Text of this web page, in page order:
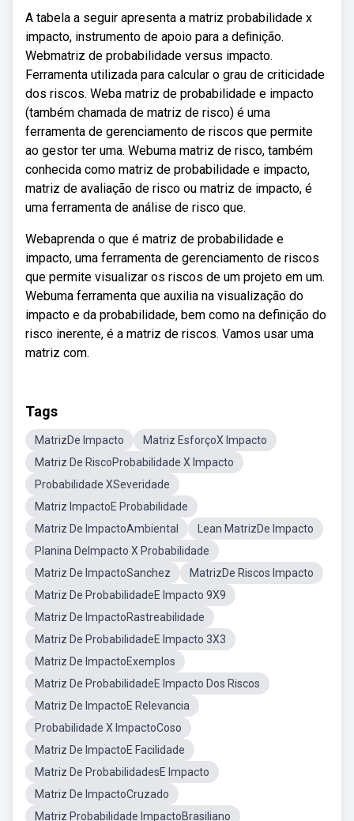
A tabela a seguir apresenta a matriz probabilidade x
impacto, instrumento de apoio para a deﬁnição.
Webmatriz de probabilidade versus impacto.
Ferramenta utilizada para calcular o grau de criticidade
dos riscos. Weba matriz de probabilidade e impacto
(também chamada de matriz de risco) é uma
ferramenta de gerenciamento de riscos que permite
ao gestor ter uma. Webuma matriz de risco, também
conhecida como matriz de probabilidade e impacto,
matriz de avaliação de risco ou matriz de impacto, é
uma ferramenta de análise de risco que.
Webaprenda o que é matriz de probabilidade e
impacto, uma ferramenta de gerenciamento de riscos
que permite visualizar os riscos de um projeto em um.
Webuma ferramenta que auxilia na visualização do
impacto e da probabilidade, bem como na definição do
risco inerente, é a matriz de riscos. Vamos usar uma
matriz com.
Tags
MatrizDe Impacto
Matriz EsforçoX Impacto
Matriz De RiscoProbabilidade X Impacto
Probabilidade XSeveridade
Matriz ImpactoE Probabilidade
Matriz De ImpactoAmbiental
Lean MatrizDe Impacto
Planina DeImpacto X Probabilidade
Matriz De ImpactoSanchez
MatrizDe Riscos Impacto
Matriz De ProbabilidadeE Impacto 9X9
Matriz De ImpactoRastreabilidade
Matriz De ProbabilidadeE Impacto 3X3
Matriz De ImpactoExemplos
Matriz De ProbabilidadeE Impacto Dos Riscos
Matriz De ImpactoE Relevancia
Probabilidade X ImpactoCoso
Matriz De ImpactoE Facilidade
Matriz De ProbabilidadesE Impacto
Matriz De ImpactoCruzado
Matriz Probabilidade ImpactoBrasiliano